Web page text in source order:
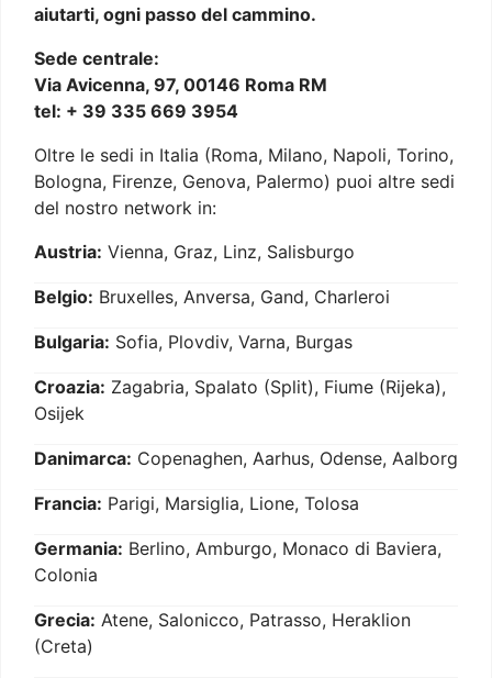
aiutarti, ogni passo del cammino.
Sede centrale:
Via Avicenna, 97, 00146 Roma RM
tel: + 39 335 669 3954
Oltre le sedi in Italia (Roma, Milano, Napoli, Torino,
Bologna, Firenze, Genova, Palermo) puoi altre sedi
del nostro network in:
Austria: Vienna, Graz, Linz, Salisburgo
Belgio: Bruxelles, Anversa, Gand, Charleroi
Bulgaria: Sofia, Plovdiv, Varna, Burgas
Croazia: Zagabria, Spalato (Split), Fiume (Rijeka),
Osijek
Danimarca: Copenaghen, Aarhus, Odense, Aalborg
Francia: Parigi, Marsiglia, Lione, Tolosa
Germania: Berlino, Amburgo, Monaco di Baviera,
Colonia
Grecia: Atene, Salonicco, Patrasso, Heraklion
(Creta)